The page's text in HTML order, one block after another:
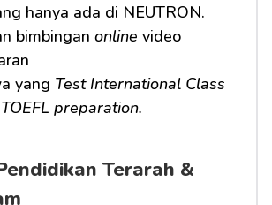
hanya ada di NEUTRON.
bimbingan online video
yang Test International Class
TOEFL preparation.
Terarah &